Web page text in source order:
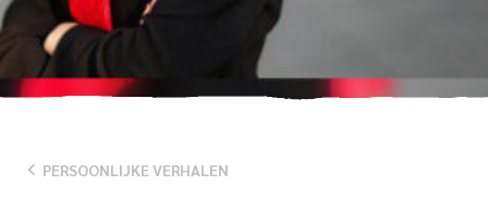
NAAR
BENEDEN
PERSOONLIJKE VERHALEN